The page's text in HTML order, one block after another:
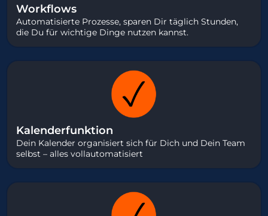
Workflows
Automatisierte Prozesse, sparen Dir täglich Stunden,
die Du für wichtige Dinge nutzen kannst.
Kalenderfunktion
Dein Kalender organisiert sich für Dich und Dein Team
selbst – alles vollautomatisiert